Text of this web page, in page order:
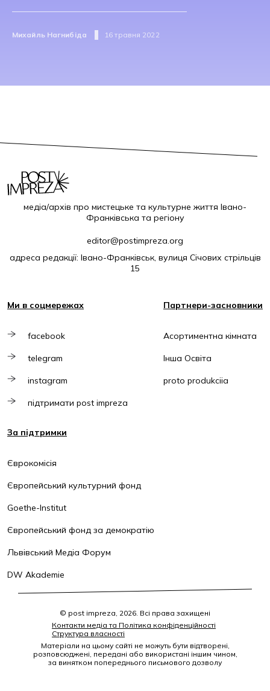
Михайль Нагнибіда 16 травня 2022
медіа/архів про мистецьке та культурне життя Івано-
Франківська та регіону
editor@postimpreza.org
адреса редакції: Івано-Франківськ, вулиця Січових стрільців
15
Ми в соцмережах
facebook
telegram
instagram
підтримати post impreza
Партнери-засновники
Асортиментна кімната
Інша Освіта
proto produkciia
За підтримки
Єврокомісія
Європейський культурний фонд
Goethe-Institut
Європейський фонд за демократію
Львівський Медіа Форум
DW Akademie
© post impreza, 2026. Всі права захищені
Контакти медіа та Політика конфіденційності
Структура власності
Матеріали на цьому сайті не можуть бути відтворені,
розповсюджені, передані або використані іншим чином,
за винятком попереднього письмового дозволу